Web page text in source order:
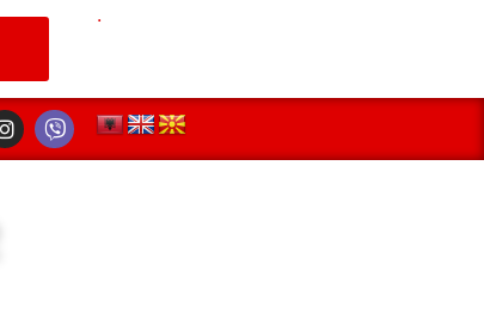
.